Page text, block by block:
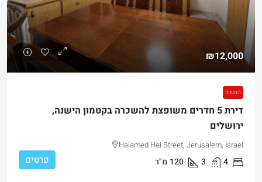
₪12,000
הושכר
דירת 5 חדרים משופצת להשכרה בקטמון הישנה,
ירושלים
Halamed Hei Street, Jerusalem, Israel
4
3
120 מ"ר פרטים